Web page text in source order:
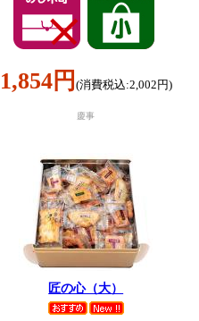
1,854円 (消費税込:2,002円)
慶事
匠の心（大）